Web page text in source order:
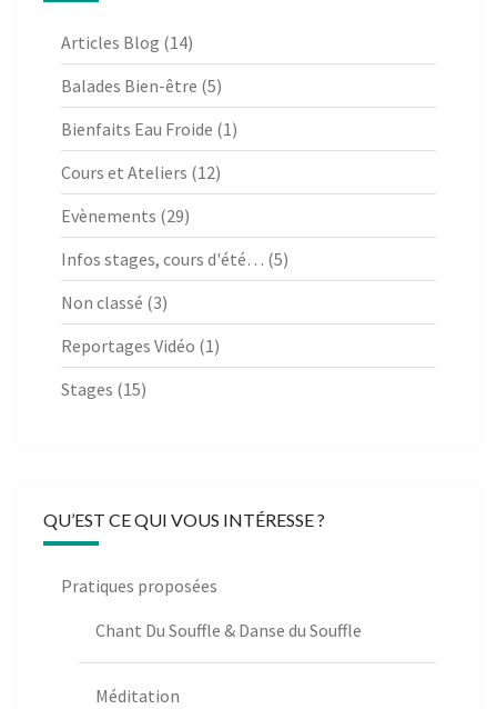
Articles Blog (14)
Balades Bien-être (5)
Bienfaits Eau Froide (1)
Cours et Ateliers (12)
Evènements (29)
Infos stages, cours d'été… (5)
Non classé (3)
Reportages Vidéo (1)
Stages (15)
QU’EST CE QUI VOUS INTÉRESSE ?
Pratiques proposées
Chant Du Souffle & Danse du Souffle
Méditation